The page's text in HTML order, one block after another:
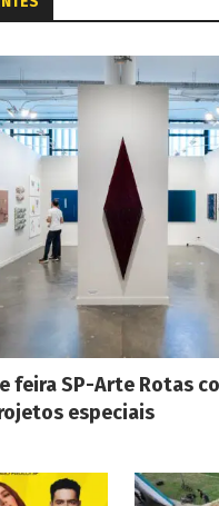
feira SP-Arte Rotas
especiais